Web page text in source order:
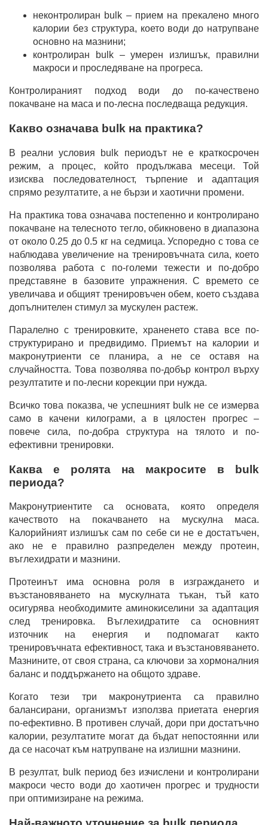
неконтролиран bulk – прием на прекалено много
калории без структура, което води до натрупване
основно на мазнини;
контролиран bulk – умерен излишък, правилни
макроси и проследяване на прогреса.
Контролираният подход води до по-качествено
покачване на маса и по-лесна последваща редукция.
Какво означава bulk на практика?
В реални условия bulk периодът не е краткосрочен
режим, а процес, който продължава месеци. Той
изисква последователност, търпение и адаптация
спрямо резултатите, а не бързи и хаотични промени.
На практика това означава постепенно и контролирано
покачване на телесното тегло, обикновено в диапазона
от около 0.25 до 0.5 кг на седмица. Успоредно с това се
наблюдава увеличение на тренировъчната сила, което
позволява работа с по-големи тежести и по-добро
представяне в базовите упражнения. С времето се
увеличава и общият тренировъчен обем, което създава
допълнителен стимул за мускулен растеж.
Паралелно с тренировките, храненето става все по-
структурирано и предвидимо. Приемът на калории и
макронутриенти се планира, а не се оставя на
случайността. Това позволява по-добър контрол върху
резултатите и по-лесни корекции при нужда.
Всичко това показва, че успешният bulk не се измерва
само в качени килограми, а в цялостен прогрес –
повече сила, по-добра структура на тялото и по-
ефективни тренировки.
Каква е ролята на макросите в bulk
периода?
Макронутриентите са основата, която определя
качеството на покачването на мускулна маса.
Калорийният излишък сам по себе си не е достатъчен,
ако не е правилно разпределен между протеин,
въглехидрати и мазнини.
Протеинът има основна роля в изграждането и
възстановяването на мускулната тъкан, тъй като
осигурява необходимите аминокиселини за адаптация
след тренировка. Въглехидратите са основният
източник на енергия и подпомагат както
тренировъчната ефективност, така и възстановяването.
Мазнините, от своя страна, са ключови за хормоналния
баланс и поддържането на общото здраве.
Когато тези три макронутриента са правилно
балансирани, организмът използва приетата енергия
по-ефективно. В противен случай, дори при достатъчно
калории, резултатите могат да бъдат непостоянни или
да се насочат към натрупване на излишни мазнини.
В резултат, bulk период без изчислени и контролирани
макроси често води до хаотичен прогрес и трудности
при оптимизиране на режима.